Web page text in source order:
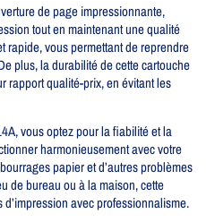
de page impressionnante,
tout en maintenant une qualité
rapide, vous permettant de reprendre
plus, la durabilité de cette cartouche
rapport qualité-prix, en évitant les
vous optez pour la fiabilité et la
harmonieusement avec votre
papier et d’autres problèmes
de bureau ou à la maison, cette
d’impression avec professionnalisme.